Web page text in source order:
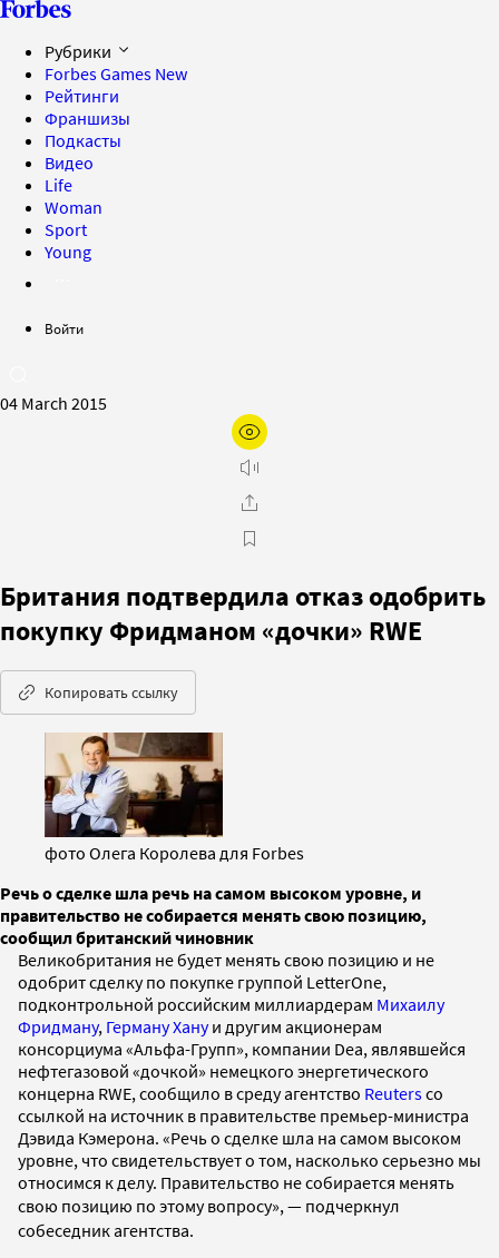
Рубрики
Forbes Games New
Рейтинги
Франшизы
Подкасты
Видео
Life
Woman
Sport
Young
Войти
04 March 2015
Британия подтвердила отказ одобрить
покупку Фридманом «дочки» RWE
Копировать ссылку
фото Олега Королева для Forbes
Речь о сделке шла речь на самом высоком уровне, и
правительство не собирается менять свою позицию,
сообщил британский чиновник
Великобритания не будет менять свою позицию и не
одобрит сделку по покупке группой LetterOne,
подконтрольной российским миллиардерам Михаилу
Фридману, Герману Хануи другим акционерам
консорциума «Альфа-Групп», компании Dea, являвшейся
нефтегазовой «дочкой» немецкого энергетического
концерна RWE, сообщило в среду агентство Reutersсо
ссылкой на источник в правительстве премьер-министра
Дэвида Кэмерона. «Речь о сделке шла на самом высоком
уровне, что свидетельствует о том, насколько серьезно мы
относимся к делу. Правительство не собирается менять
свою позицию по этому вопросу», — подчеркнул
собеседник агентства.